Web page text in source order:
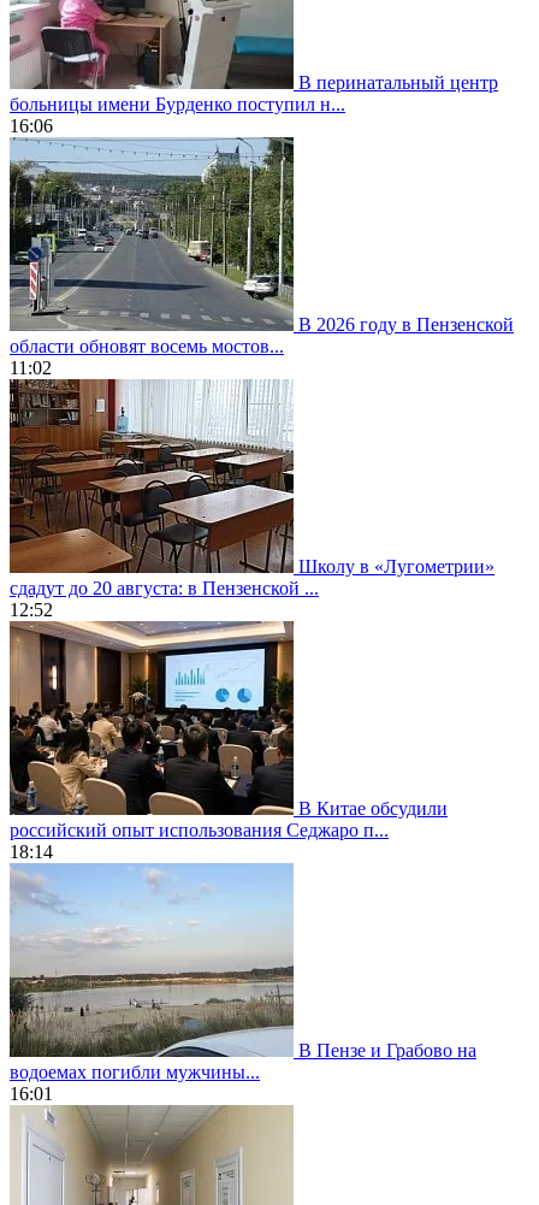
В перинатальный центр
больницы имени Бурденко поступил н...
16:06
В 2026 году в Пензенской
области обновят восемь мостов...
11:02
Школу в «Лугометрии»
сдадут до 20 августа: в Пензенской ...
12:52
В Китае обсудили
российский опыт использования Седжаро п...
18:14
В Пензе и Грабово на
водоемах погибли мужчины...
16:01